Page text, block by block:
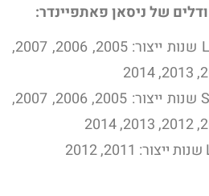
של ניסאן פאתפיינדר:
ניסאן פאתפיינדר 2.5 LE שנות ייצור: 2005, 2006, 2007,
ניסאן פאתפיינדר 2.5 SE שנות ייצור: 2005, 2006, 2007,